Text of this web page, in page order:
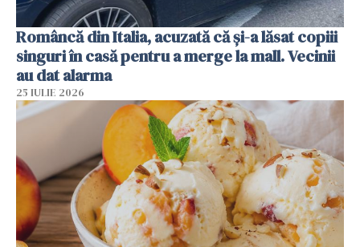
Româncă din Italia, acuzată că și-a lăsat copiii
singuri în casă pentru a merge la mall. Vecinii
au dat alarma
25 IULIE 2026